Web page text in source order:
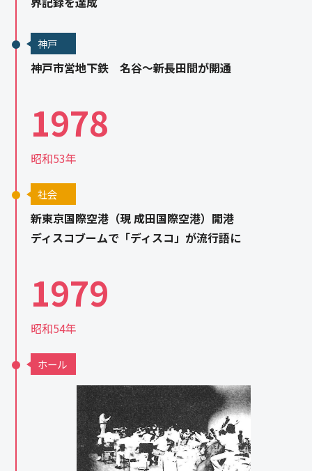
神戸
神戸市営地下鉄 名谷～新長田間が開通
1978
昭和53年
社会
新東京国際空港（現 成田国際空港）開港
ディスコブームで「ディスコ」が流行語に
1979
昭和54年
ホール